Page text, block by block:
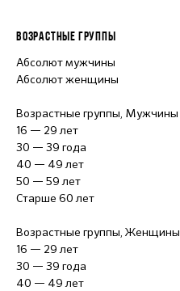
ВОЗРАСТНЫЕ ГРУППЫ
Абсолют мужчины
Абсолют женщины
Возрастные группы, Мужчины
16 — 29 лет
30 — 39 года
40 — 49 лет
50 — 59 лет
Старше 60 лет
Возрастные группы, Женщины
16 — 29 лет
30 — 39 года
40 — 49 лет